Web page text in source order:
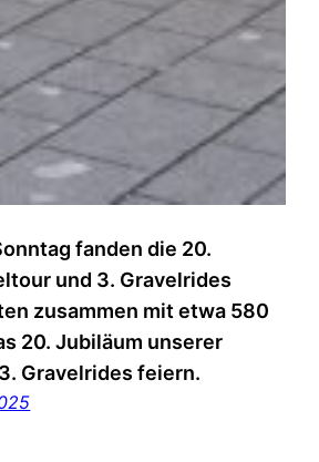
fanden die 20.
und 3. Gravelrides
zusammen mit etwa 580
20. Jubiläum unserer
Gravelrides feiern.